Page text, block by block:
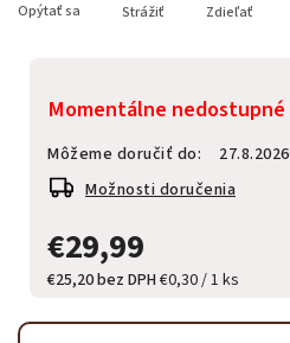
€29,99
€25,20 bez DPH€0,30 / 1 ks
Momentálne nedostupné
Môžeme doručiť do:
27.8.2026
Možnosti doručenia
Opýtať sa Strážiť Zdieľať